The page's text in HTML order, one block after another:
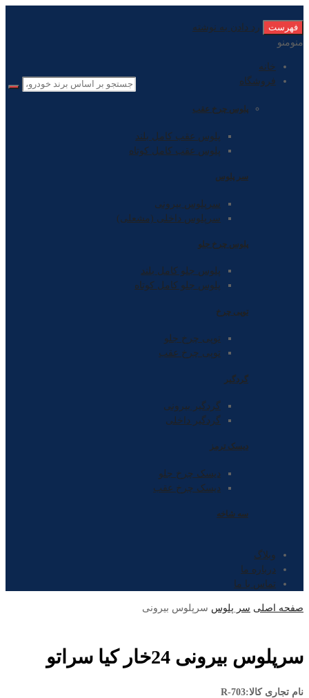
فهرست
رد دادن به نوشته
منومنو
خانه
فروشگاه
پلوس چرخ عقب
پلوس عقب کامل بلند
پلوس عقب کامل کوتاه
سر پلوس
سرپلوس بیرونی
سرپلوس داخلی (مشعلی)
پلوس چرخ جلو
پلوس جلو کامل بلند
پلوس جلو کامل کوتاه
توپی چرخ
توپی چرخ جلو
توپی چرخ عقب
گردگیر
گردگیر بیرونی
گردگیر داخلی
دیسک ترمز
دیسک چرخ جلو
دیسک چرخ عقب
سه شاخه
وبلاگ
درباره ما
تماس با ما
صفحه اصلی سر پلوس سرپلوس بیرونی
سرپلوس بیرونی 24خار کیا سراتو
نام تجاری کالا:R-703